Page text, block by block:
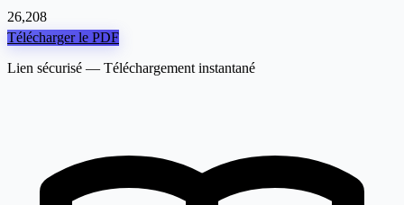
26,208
Télécharger le PDF
Lien sécurisé — Téléchargement instantané